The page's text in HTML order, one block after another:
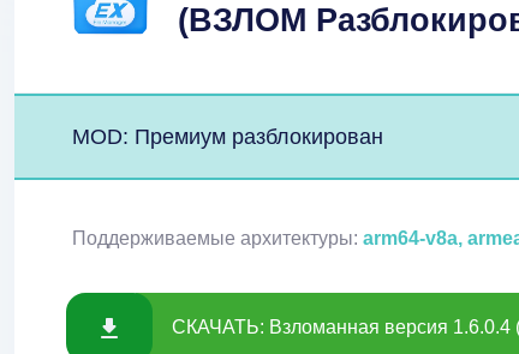
(ВЗЛОМ
MOD: Премиум разблокирован
Поддерживаемые архитектуры: arm64-v8a,
СКАЧАТЬ: Взломанная версия 1.6.0.4